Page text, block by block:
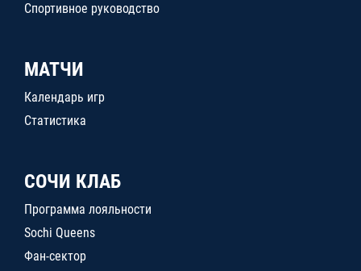
Спортивное руководство
МАТЧИ
Календарь игр
Статистика
СОЧИ КЛАБ
Программа лояльности
Sochi Queens
Фан-сектор